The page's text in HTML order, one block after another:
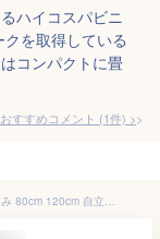
ハイコスパビニ
を取得している
コンパクトに畳
すすめコメント (1件) >
家庭用プール 子供用 空気入れ不要 プール 折りたたみ 80cm 120cm 自立式 キッズプール ペット 折り畳み ベランダ 水遊び コンパクト